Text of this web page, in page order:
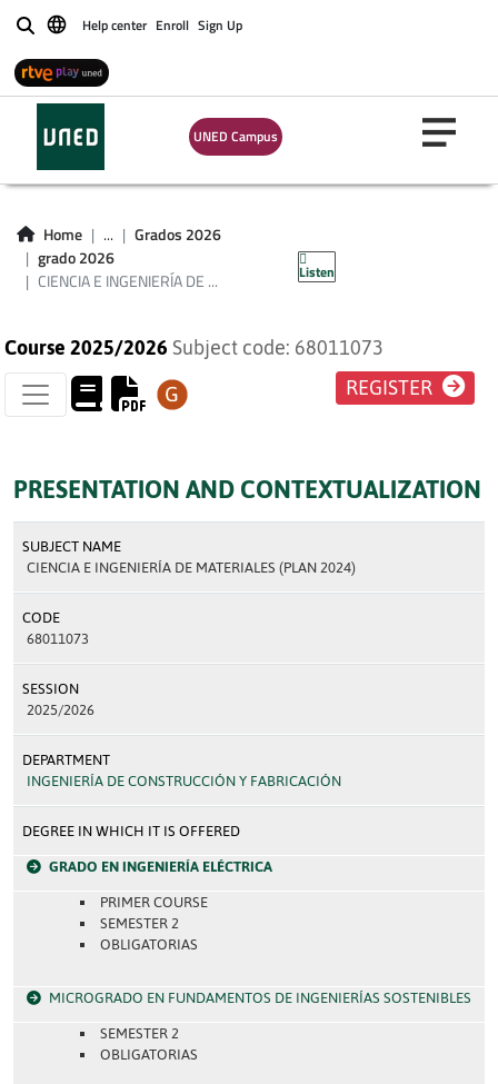
BuscarHelp center Enroll Sign Up
UNED Campus
Home ...
Grados 2026
grado 2026
CIENCIA E INGENIERÍA DE ...
Listen
CIENCIA E
INGENIERÍA DE
MATERIALES (PLAN
2024)
Course 2025/2026 Subject code: 68011073
REGISTER
PRESENTATION AND CONTEXTUALIZATION
SUBJECT NAME
CIENCIA E INGENIERÍA DE MATERIALES (PLAN 2024)
CODE
68011073
SESSION
2025/2026
DEPARTMENT
INGENIERÍA DE CONSTRUCCIÓN Y FABRICACIÓN
DEGREE IN WHICH IT IS OFFERED
GRADO EN INGENIERÍA ELÉCTRICA
PRIMER COURSE
SEMESTER 2
OBLIGATORIAS
MICROGRADO EN FUNDAMENTOS DE INGENIERÍAS SOSTENIBLES
SEMESTER 2
OBLIGATORIAS